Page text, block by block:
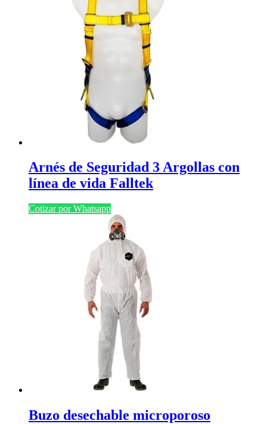
Arnés de Seguridad 3 Argollas con
línea de vida Falltek
Cotizar por Whatsapp
Buzo desechable microporoso